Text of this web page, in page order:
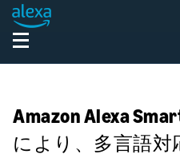
Amazon Alexa
により、多言語